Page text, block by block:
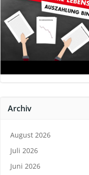
Archiv
August 2026
Juli 2026
Juni 2026